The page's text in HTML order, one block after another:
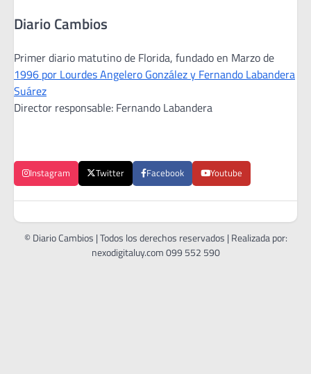
Diario Cambios
Primer diario matutino de Florida, fundado en Marzo de
1996 por Lourdes Angelero González y Fernando Labandera
Suárez
Director responsable: Fernando Labandera
Instagram Twitter Facebook Youtube